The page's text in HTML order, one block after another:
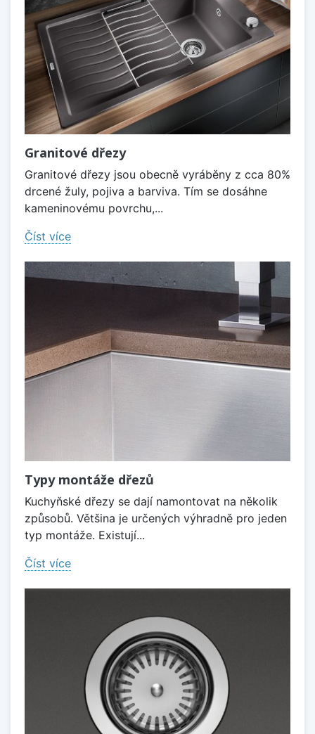
Granitové dřezy
Granitové dřezy jsou obecně vyráběny z cca 80%
drcené žuly, pojiva a barviva. Tím se dosáhne
kameninovému povrchu,...
Číst více
Typy montáže dřezů
Kuchyňské dřezy se dají namontovat na několik
způsobů. Většina je určených výhradně pro jeden
typ montáže. Existují...
Číst více